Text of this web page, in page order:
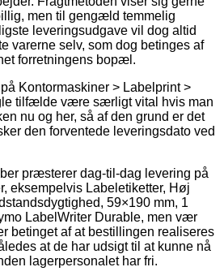
men til gengæld temmelig
leveringsudgave vil dog altid
varerne selv, som dog betinges af
forretningens bopæl.
Kontormaskiner > Labelprint >
tilfælde være særligt vital hvis man
nu og her, så af den grund er det
den forventede leveringsdato ved
præsterer dag-til-dag levering på
eksempelvis Labeletiketter, Høj
59×190 mm, 1
LabelWriter Durable, men vær
betinget af at bestillingen realiseres
at de har udsigt til at kunne nå
lagerpersonalet har fri.